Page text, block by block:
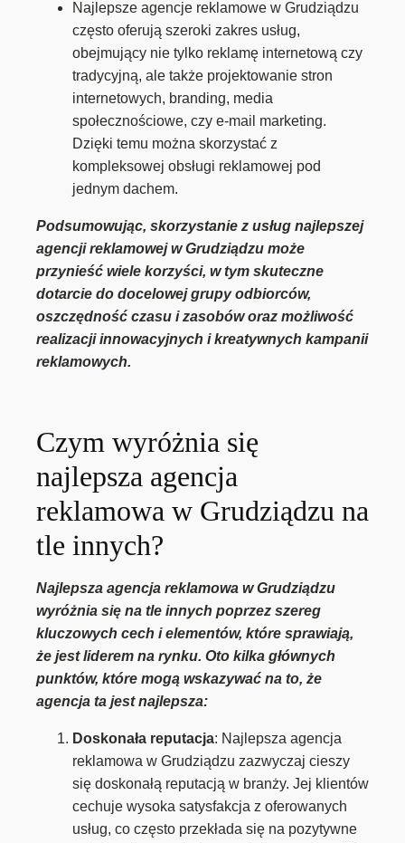
Najlepsze agencje reklamowe w Grudziądzu
często oferują szeroki zakres usług,
obejmujący nie tylko reklamę internetową czy
tradycyjną, ale także projektowanie stron
internetowych, branding, media
społecznościowe, czy e-mail marketing.
Dzięki temu można skorzystać z
kompleksowej obsługi reklamowej pod
jednym dachem.
Podsumowując, skorzystanie z usług najlepszej
agencji reklamowej w Grudziądzu może
przynieść wiele korzyści, w tym skuteczne
dotarcie do docelowej grupy odbiorców,
oszczędność czasu i zasobów oraz możliwość
realizacji innowacyjnych i kreatywnych kampanii
reklamowych.
Czym wyróżnia się
najlepsza agencja
reklamowa w Grudziądzu na
tle innych?
Najlepsza agencja reklamowa w Grudziądzu
wyróżnia się na tle innych poprzez szereg
kluczowych cech i elementów, które sprawiają,
że jest liderem na rynku. Oto kilka głównych
punktów, które mogą wskazywać na to, że
agencja ta jest najlepsza:
Doskonała reputacja: Najlepsza agencja
reklamowa w Grudziądzu zazwyczaj cieszy
się doskonałą reputacją w branży. Jej klientów
cechuje wysoka satysfakcja z oferowanych
usług, co często przekłada się na pozytywne